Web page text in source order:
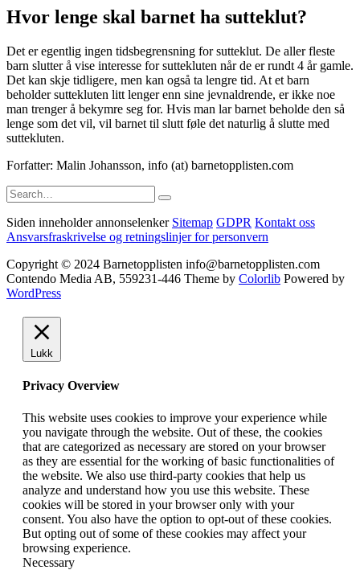
Hvor lenge skal barnet ha sutteklut?
Det er egentlig ingen tidsbegrensning for sutteklut. De aller fleste
barn slutter å vise interesse for suttekluten når de er rundt 4 år gamle.
Det kan skje tidligere, men kan også ta lengre tid. At et barn
beholder suttekluten litt lenger enn sine jevnaldrende, er ikke noe
man trenger å bekymre seg for. Hvis man lar barnet beholde den så
lenge som det vil, vil barnet til slutt føle det naturlig å slutte med
suttekluten.
Forfatter: Malin Johansson, info (at) barnetopplisten.com
Search
for:
Siden inneholder annonselenker Sitemap GDPR Kontakt oss
Ansvarsfraskrivelse og retningslinjer for personvern
Copyright © 2024 Barnetopplisten info@barnetopplisten.com
Contendo Media AB, 559231-446 Theme by Colorlib Powered by
WordPress
Lukk
Privacy Overview
This website uses cookies to improve your experience while
you navigate through the website. Out of these, the cookies
that are categorized as necessary are stored on your browser
as they are essential for the working of basic functionalities of
the website. We also use third-party cookies that help us
analyze and understand how you use this website. These
cookies will be stored in your browser only with your
consent. You also have the option to opt-out of these cookies.
But opting out of some of these cookies may affect your
browsing experience.
Necessary